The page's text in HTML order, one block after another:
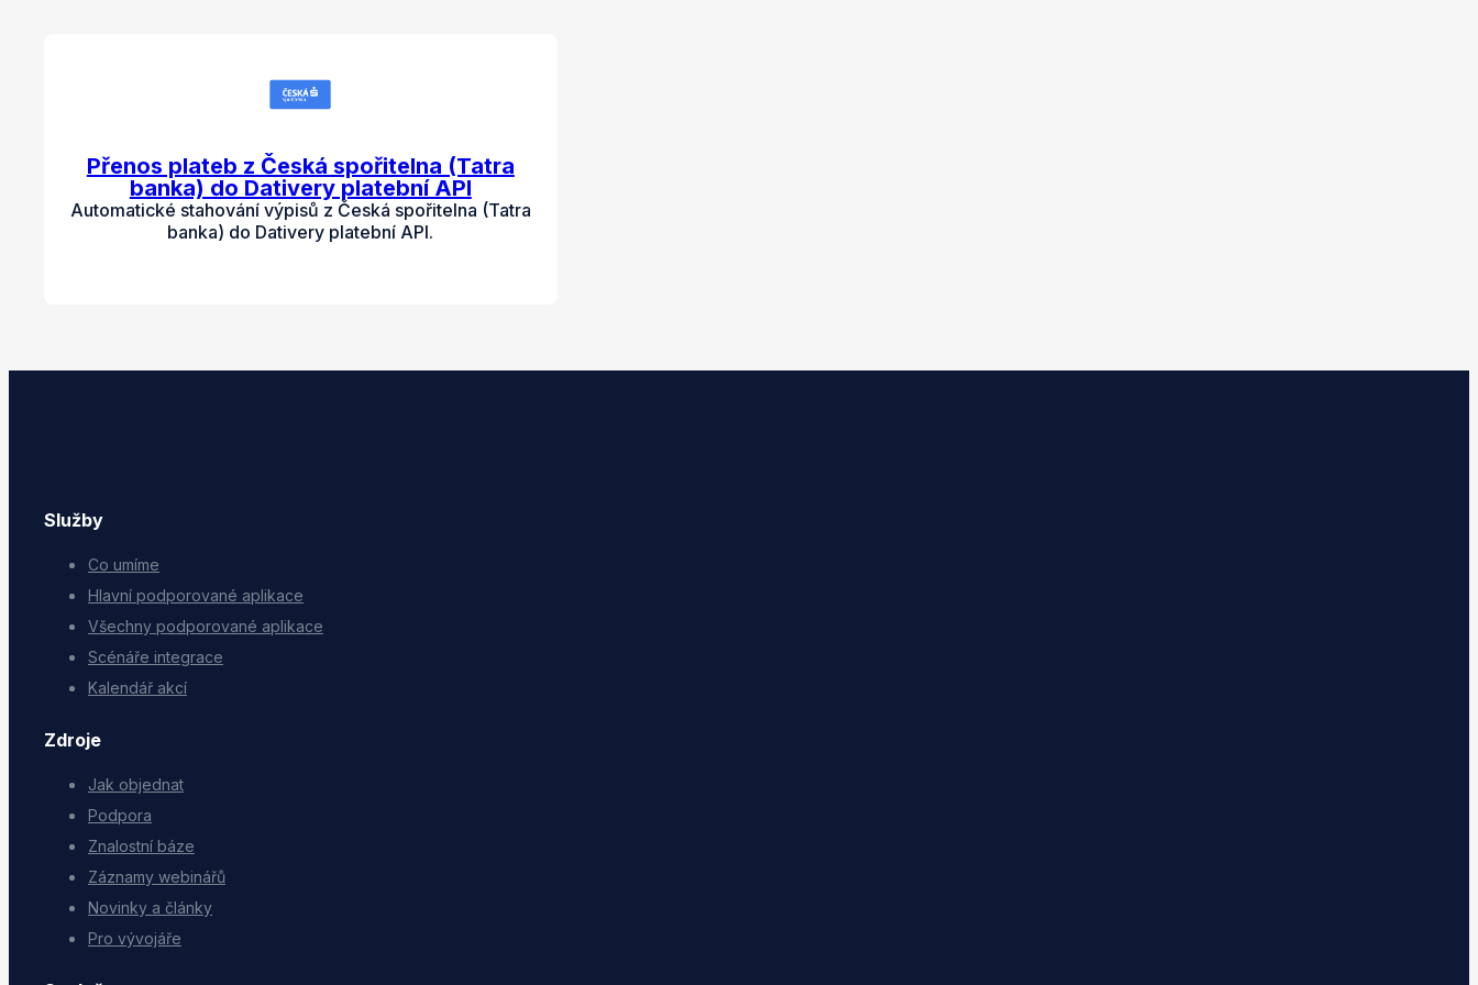
Přenos plateb z Česká spořitelna (Tatra
banka) do Dativery platební API
Automatické stahování výpisů z Česká spořitelna (Tatra
banka) do Dativery platební API.
Služby
Co umíme
Hlavní podporované aplikace
Všechny podporované aplikace
Scénáře integrace
Kalendář akcí
Zdroje
Jak objednat
Podpora
Znalostní báze
Záznamy webinářů
Novinky a články
Pro vývojáře